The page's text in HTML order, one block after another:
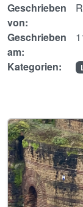
Geschrieben
von:
Geschrieben
am:
Kategorien:
Image